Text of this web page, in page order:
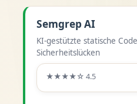
Semgrep AI
KI-gestützte statische
Sicherheitslücken
★★★★☆ 4.5